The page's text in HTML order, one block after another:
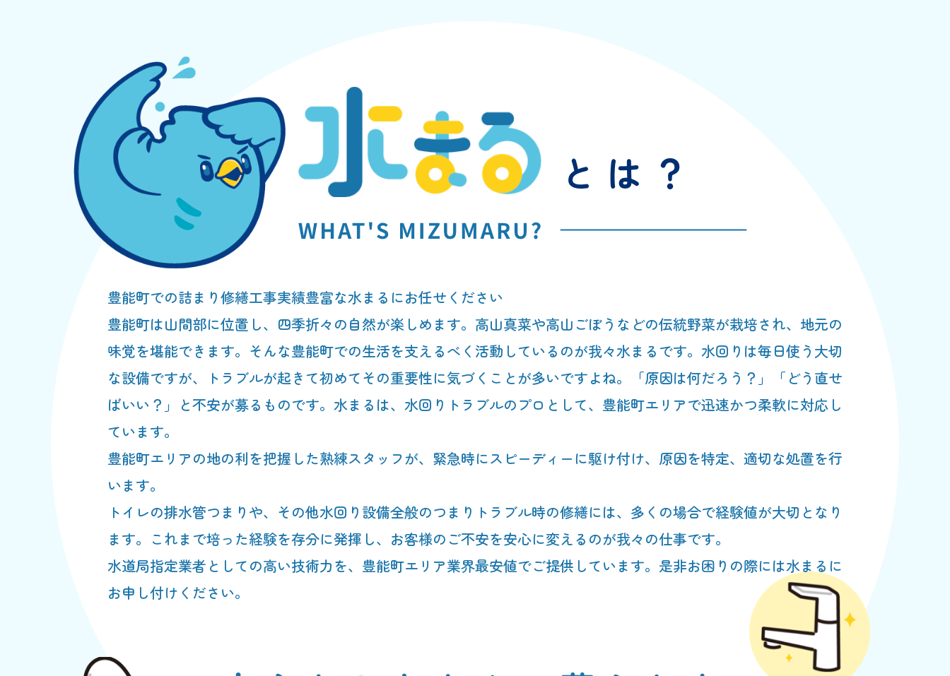
豊能町での詰まり修繕工事実績豊富な水まるにお任せください
豊能町は山間部に位置し、四季折々の自然が楽しめます。高山真菜や高山ごぼうなどの伝統野菜が栽培され、地元の
味覚を堪能できます。そんな豊能町での生活を支えるべく活動しているのが我々水まるです。水回りは毎日使う大切
な設備ですが、トラブルが起きて初めてその重要性に気づくことが多いですよね。「原因は何だろう？」「どう直せ
ばいい？」と不安が募るものです。水まるは、水回りトラブルのプロとして、豊能町エリアで迅速かつ柔軟に対応し
ています。
豊能町エリアの地の利を把握した熟練スタッフが、緊急時にスピーディーに駆け付け、原因を特定、適切な処置を行
います。
トイレの排水管つまりや、その他水回り設備全般のつまりトラブル時の修繕には、多くの場合で経験値が大切となり
ます。これまで培った経験を存分に発揮し、お客様のご不安を安心に変えるのが我々の仕事です。
水道局指定業者としての高い技術力を、豊能町エリア業界最安値でご提供しています。是非お困りの際には水まるに
お申し付けください。